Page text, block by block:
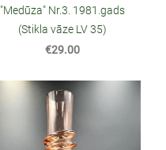
"Medūza" Nr.3. 1981.gads
(Stikla vāze LV 35)
€29.00